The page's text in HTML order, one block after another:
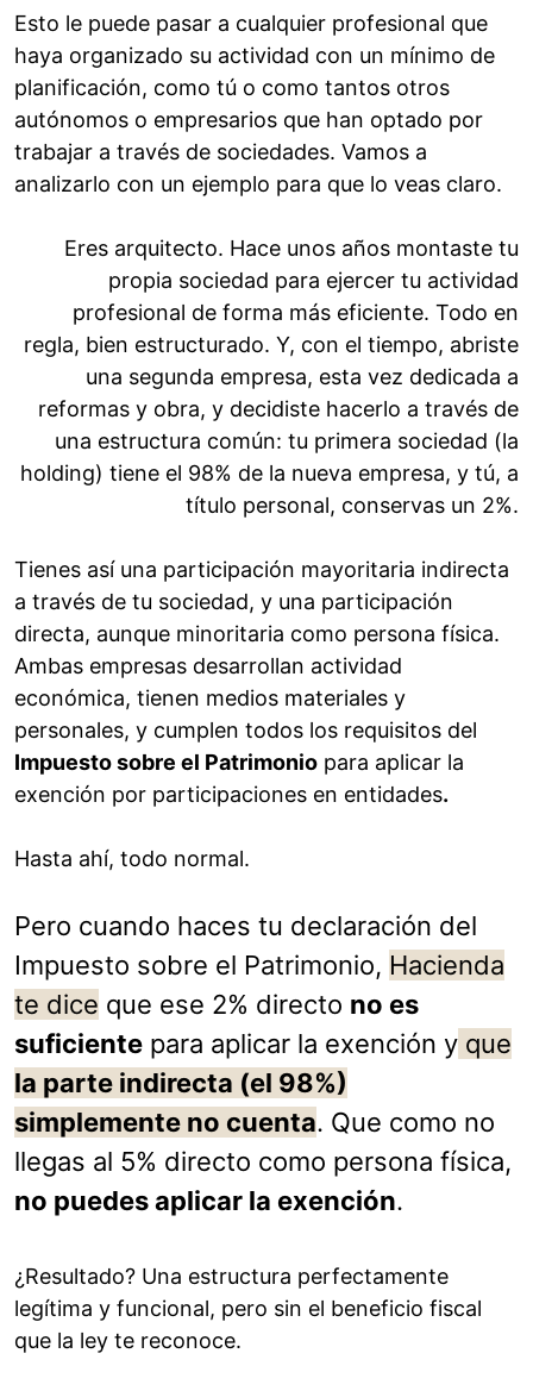
Esto le puede pasar a cualquier profesional que
haya organizado su actividad con un mínimo de
planificación, como tú o como tantos otros
autónomos o empresarios que han optado por
trabajar a través de sociedades. Vamos a
analizarlo con un ejemplo para que lo veas claro.
Eres arquitecto. Hace unos años montaste tu
propia sociedad para ejercer tu actividad
profesional de forma más eficiente. Todo en
regla, bien estructurado. Y, con el tiempo, abriste
una segunda empresa, esta vez dedicada a
reformas y obra, y decidiste hacerlo a través de
una estructura común: tu primera sociedad (la
holding) tiene el 98% de la nueva empresa, y tú, a
título personal, conservas un 2%.
Tienes así una participación mayoritaria indirecta
a través de tu sociedad, y una participación
directa, aunque minoritaria como persona física.
Ambas empresas desarrollan actividad
económica, tienen medios materiales y
personales, y cumplen todos los requisitos del
Impuesto sobre el Patrimonio para aplicar la
exención por participaciones en entidades.
Hasta ahí, todo normal.
Pero cuando haces tu declaración del
Impuesto sobre el Patrimonio, Hacienda
te dice que ese 2% directo no es
suficiente para aplicar la exención y que
la parte indirecta (el 98%)
simplemente no cuenta. Que como no
llegas al 5% directo como persona física,
no puedes aplicar la exención.
¿Resultado? Una estructura perfectamente
legítima y funcional, pero sin el beneficio fiscal
que la ley te reconoce.